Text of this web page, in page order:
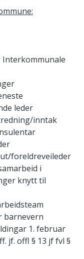
leder
inntak
foreldreveileder
i
knytt til
barnevern
1. februar
jf. offl § 13 jf fvl §